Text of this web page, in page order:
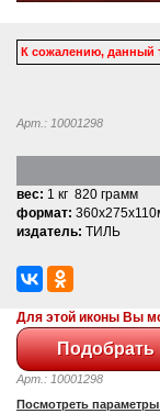
К сожалению, данный
Арт.: 10001298
вес: 1 кг 820 грамм
формат:
издатель: ТИЛЬ
Для этой иконы Вы
Арт.: 10001298
Посмотреть